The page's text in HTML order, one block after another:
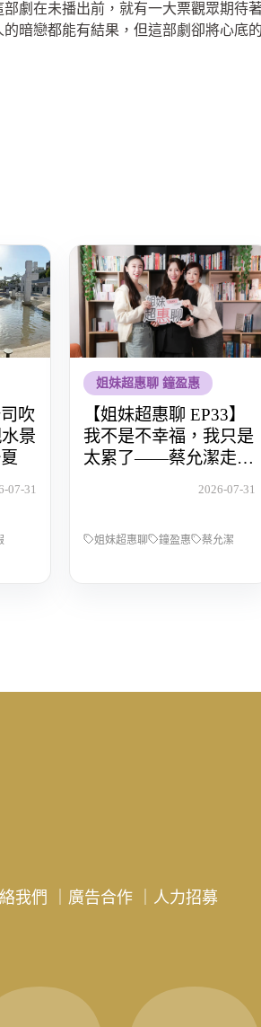
劇在未播出前，就有一大票觀眾期待
暗戀都能有結果，但這部劇卻將心底
吹
景
07-31
姐妹超惠聊 鐘盈惠
【姐妹超惠聊 EP33】
我不是不幸福，我只是
太累了——蔡允潔走過
2026-07-31
姐妹超惠聊 鐘盈惠 蔡允潔
我們 廣告合作 人力招募